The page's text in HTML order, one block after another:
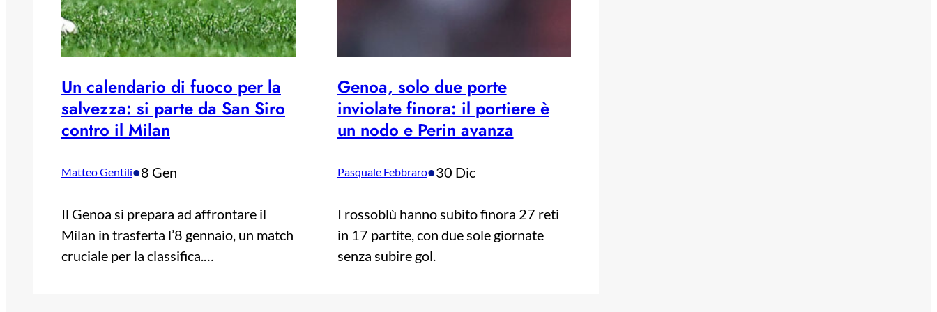
Un calendario di fuoco per la
salvezza: si parte da San Siro
contro il Milan
Matteo Gentili•8 Gen
Il Genoa si prepara ad affrontare il
Milan in trasferta l’8 gennaio, un match
cruciale per la classifica.…
Genoa, solo due porte
inviolate finora: il portiere è
un nodo e Perin avanza
Pasquale Febbraro•30 Dic
I rossoblù hanno subito finora 27 reti
in 17 partite, con due sole giornate
senza subire gol.